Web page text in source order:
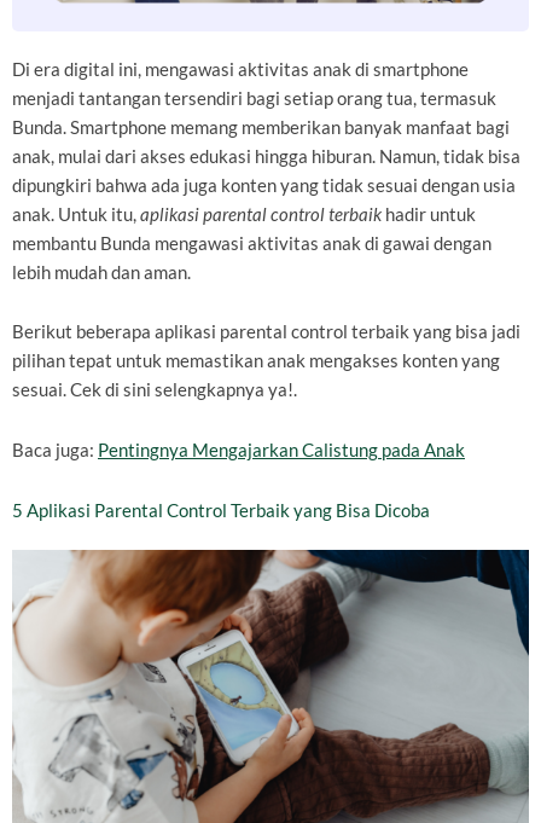
Di era digital ini, mengawasi aktivitas anak di smartphone
menjadi tantangan tersendiri bagi setiap orang tua, termasuk
Bunda. Smartphone memang memberikan banyak manfaat bagi
anak, mulai dari akses edukasi hingga hiburan. Namun, tidak bisa
dipungkiri bahwa ada juga konten yang tidak sesuai dengan usia
anak. Untuk itu,aplikasi parental control terbaik hadir untuk
membantu Bunda mengawasi aktivitas anak di gawai dengan
lebih mudah dan aman.
Berikut beberapa aplikasi parental control terbaik yang bisa jadi
pilihan tepat untuk memastikan anak mengakses konten yang
sesuai. Cek di sini selengkapnya ya!.
Baca juga: Pentingnya Mengajarkan Calistung pada Anak
5 Aplikasi Parental Control Terbaik yang Bisa Dicoba